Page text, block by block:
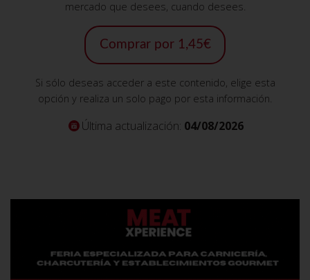
mercado que desees, cuando desees.
Comprar por 1,45€
Si sólo deseas acceder a este contenido, elige esta
opción y realiza un solo pago por esta información.
Última actualización: 04/08/2026